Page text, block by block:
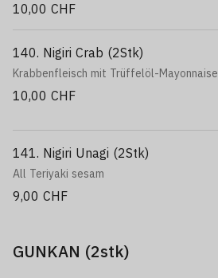
10,00 CHF
140. Nigiri Crab (2Stk)
Krabbenfleisch mit Trüffelöl-Mayonnaise
10,00 CHF
141. Nigiri Unagi (2Stk)
All Teriyaki sesam
9,00 CHF
GUNKAN (2stk)